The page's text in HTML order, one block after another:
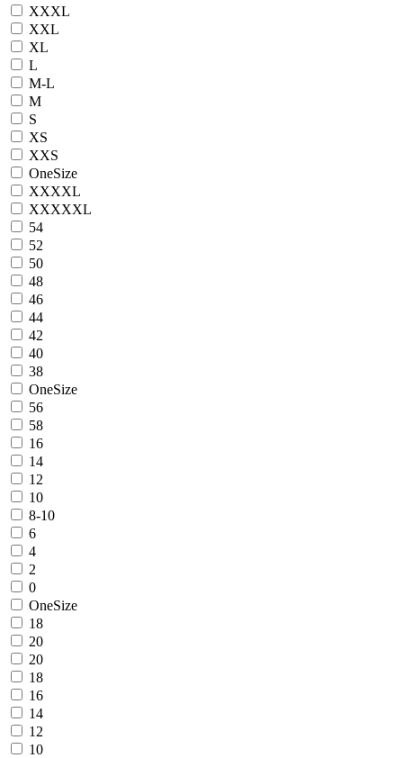
XXXL
XXL
XL
L
M-L
M
S
XS
XXS
OneSize
XXXXL
XXXXXL
54
52
50
48
46
44
42
40
38
OneSize
56
58
16
14
12
10
8-10
6
4
2
0
OneSize
18
20
20
18
16
14
12
10